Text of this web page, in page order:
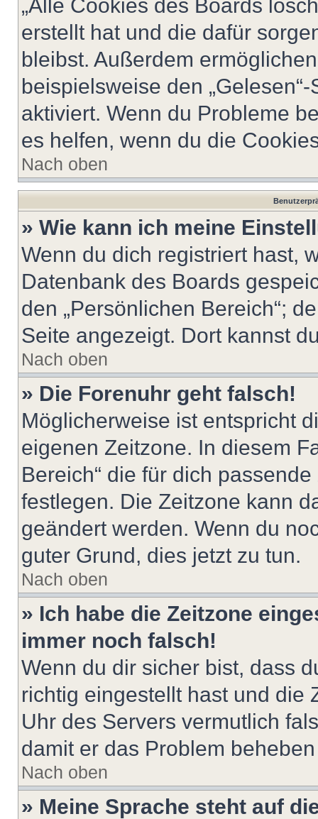
„Alle Cookies des Boards
erstellt hat und die dafür
bleibst. Außerdem
beispielsweise den
aktiviert. Wenn du Probleme
es helfen, wenn du die
Nach oben
» Wie kann ich meine
Wenn du dich registriert hast,
Datenbank des Boards
den „Persönlichen Bereich“;
Seite angezeigt. Dort kannst
Nach oben
» Die Forenuhr geht falsch!
Möglicherweise ist entspricht
eigenen Zeitzone. In diesem
Bereich“ die für dich
festlegen. Die Zeitzone kann
geändert werden. Wenn du
guter Grund, dies jetzt zu tun.
Nach oben
» Ich habe die Zeitzone
immer noch falsch!
Wenn du dir sicher bist, dass
richtig eingestellt hast und die
Uhr des Servers vermutlich
damit er das Problem
Nach oben
» Meine Sprache steht auf